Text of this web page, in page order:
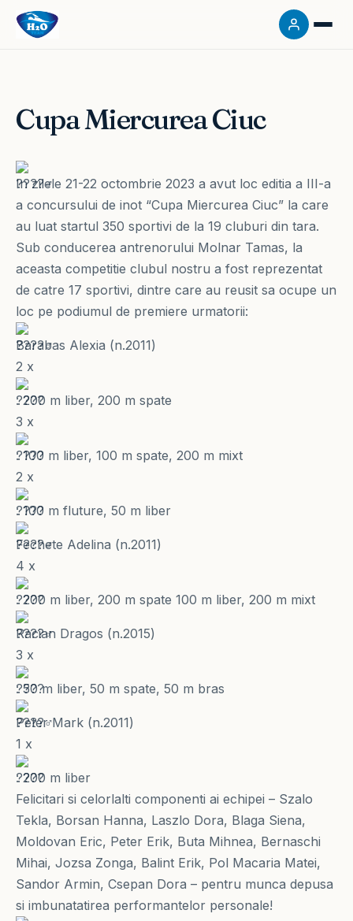
Cupa Miercurea Ciuc
In zilele 21-22 octombrie 2023 a avut loc editia a III-a
a concursului de inot “Cupa Miercurea Ciuc” la care
au luat startul 350 sportivi de la 19 cluburi din tara.
Sub conducerea antrenorului Molnar Tamas, la
aceasta competitie clubul nostru a fost reprezentat
de catre 17 sportivi, dintre care au reusit sa ocupe un
loc pe podiumul de premiere urmatorii:
Barabas Alexia (n.2011)
2 x
: 200 m liber, 200 m spate
3 x
: 100 m liber, 100 m spate, 200 m mixt
2 x
: 100 m fluture, 50 m liber
Fechete Adelina (n.2011)
4 x
: 200 m liber, 200 m spate 100 m liber, 200 m mixt
Racian Dragos (n.2015)
3 x
: 50 m liber, 50 m spate, 50 m bras
Peter Mark (n.2011)
1 x
: 200 m liber
Felicitari si celorlalti componenti ai echipei – Szalo
Tekla, Borsan Hanna, Laszlo Dora, Blaga Siena,
Moldovan Eric, Peter Erik, Buta Mihnea, Bernaschi
Mihai, Jozsa Zonga, Balint Erik, Pol Macaria Matei,
Sandor Armin, Csepan Dora – pentru munca depusa
si imbunatatirea performantelor personale!